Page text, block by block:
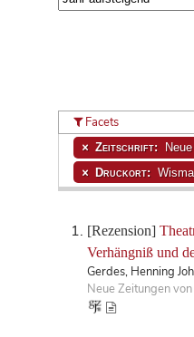
[Rezension]
Verhängniß und
Gerdes, Henning
Neue Zeitungen
Facets
Zeitschrift:
Druckort: